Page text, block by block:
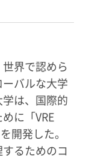
世界で認めら
バルな大学
は、国際的
に「VRE
開発した。
るためのコ